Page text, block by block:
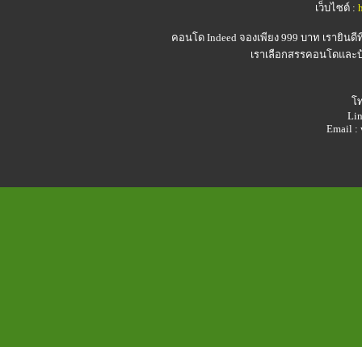
เว็บไซต์ :
คอนโด Indeedจองเพียง 999 บาท เรายิน
เราเลือกสรรคอนโดแล
โ
Email :